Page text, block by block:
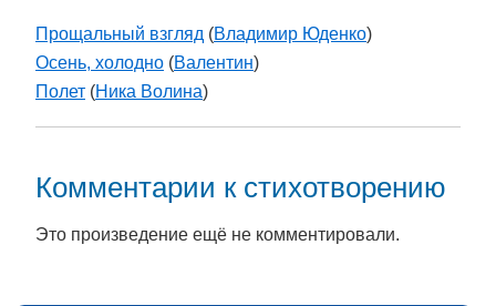
Прощальный взгляд (Владимир Юденко)
Осень, холодно (Валентин)
Полет (Ника Волина)
Комментарии к стихотворению
Это произведение ещё не комментировали.